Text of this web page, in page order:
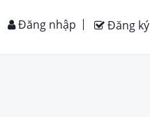
Đăng ký
Đăng nhập